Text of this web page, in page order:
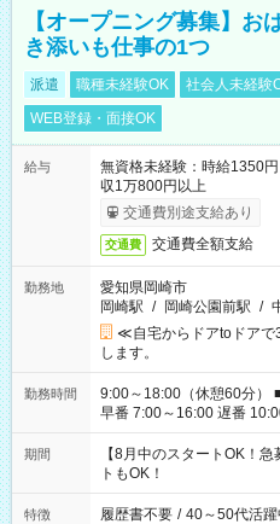
【オープニング募集】お
き添いも仕事の1つ
派遣 職種未経験OK 社会人未経験
WEB登録・面接OK
給与
無資格未経験：時給
収1万800円以上
交通費別途支給あり
交通費 交通費全額支給
勤務地
愛知県岡崎市
岡崎駅 / 岡崎公園前駅 /
≪自宅からドアtoドア
します。
勤務時間
9:00～18:00（休憩60分） ■ご希望があれば下記シフトもOK！
早番 7:00～16:00 遅番 10:00
と休みを合わせたい」 「
「できれば残業はしたく
ね。 ※Wワーク希望の方へ 今ご覧のお仕事で希望する勤務時間
と、もう1つのお仕事の勤
合は応募できません。
期間
【8月中のスタートOK！
トもOK！
特徴 履歴書不要 / 40～50代活躍